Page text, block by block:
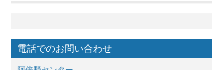
電話でのお問い合わせ